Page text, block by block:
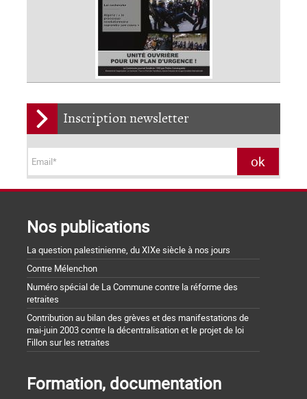
Inscription newsletter
Nos publications
La question palestinienne, du XIXe siècle à nos jours
Contre Mélenchon
Numéro spécial de La Commune contre la réforme des
retraites
Contribution au bilan des grèves et des manifestations de
mai-juin 2003 contre la décentralisation et le projet de loi
Fillon sur les retraites
Formation, documentation